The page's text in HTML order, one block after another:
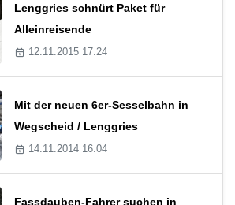
Lenggries schnürt Paket für
Alleinreisende
12.11.2015 17:24
Mit der neuen 6er-Sesselbahn in
Wegscheid / Lenggries
14.11.2014 16:04
Fassdauben-Fahrer suchen in